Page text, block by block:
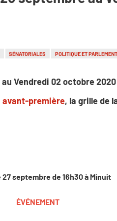
SÉNATORIALES POLITIQUE ET
Vendredi 02 octobre
avant-première, la grille de
27 septembre de 16h30 à Minuit
ÉVÉNEMENT